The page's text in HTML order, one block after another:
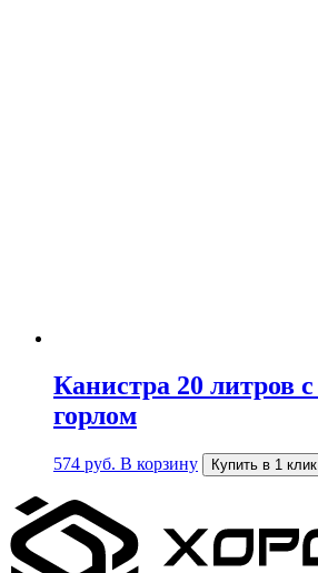
Канистра 20 литров
горлом
574 руб. В корзину Купить в 1 клик